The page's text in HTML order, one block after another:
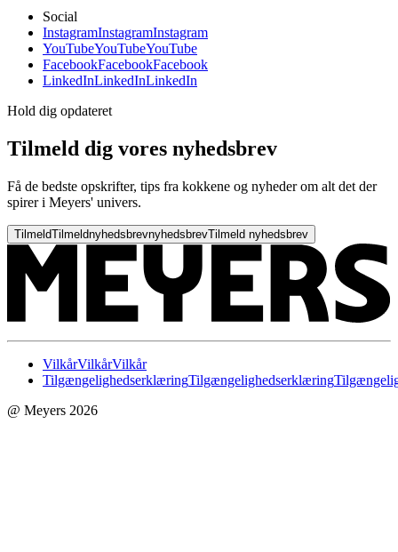
Social
InstagramInstagramInstagram
YouTubeYouTubeYouTube
FacebookFacebookFacebook
LinkedInLinkedInLinkedIn
Hold dig opdateret
Tilmeld dig vores nyhedsbrev
Få de bedste opskrifter, tips fra kokkene og nyheder om alt det der
spirer i Meyers' univers.
TilmeldTilmeldnyhedsbrevnyhedsbrevTilmeld nyhedsbrev
VilkårVilkårVilkår
TilgængelighedserklæringTilgængelighedserklæring
@ Meyers 2026